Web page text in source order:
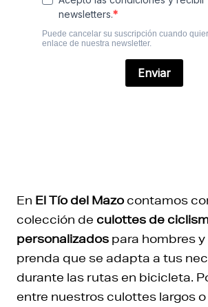
En El Tío del Mazocontamos
colección de culottes de
personalizados para hombres y
prenda que se adapta a tus
durante las rutas en bicicleta.
entre nuestros culottes largos